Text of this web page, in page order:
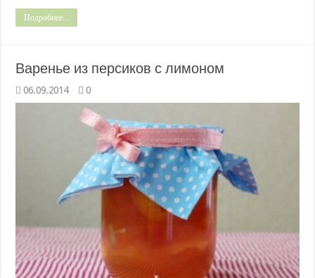
Подробнее...
Варенье из персиков с лимоном
06.09.2014 0